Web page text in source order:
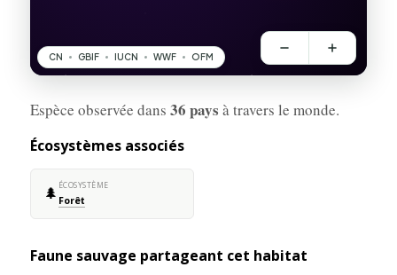
Espèce observée dans 36 pays à travers le monde.
Écosystèmes associés
🌲 ÉCOSYSTÈME
Forêt
Faune sauvage partageant cet habitat